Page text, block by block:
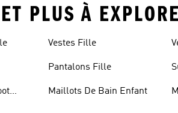
PLUS À
Vestes Fille
Pantalons Fille
Maillots De Bain Enfant